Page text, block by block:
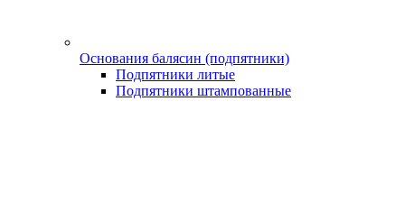
Основания балясин (подпятники)
Подпятники литые
Подпятники штампованные